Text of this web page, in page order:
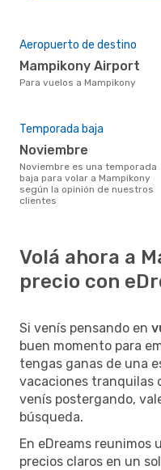
Aeropuerto de destino
Mampikony Airport
Para vuelos a Mampikony
Temporada baja
noviembre
noviembre es una temporada
baja para volar a Mampikony
según la opinión de nuestros
clientes
Volá ahora a
precio con
Si venís pensando en
buen momento para
tengas ganas de una
vacaciones tranquilas
venís postergando,
búsqueda.
En eDreams reunimos
precios claros en un